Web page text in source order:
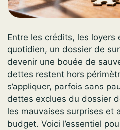
Entre les crédits, les loyers
quotidien, un dossier de
devenir une bouée de
dettes restent hors
s’appliquer, parfois sans
dettes exclues du dossier
les mauvaises surprises et
budget. Voici l’essentiel